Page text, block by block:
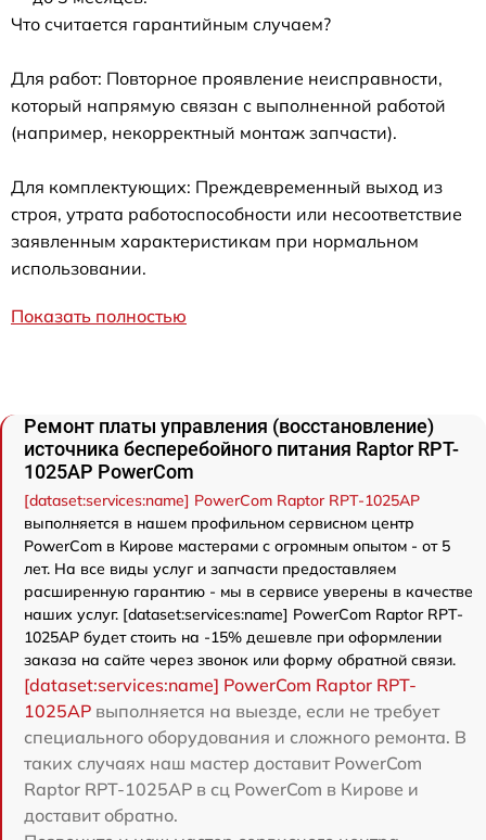
Что считается гарантийным случаем?
Для работ: Повторное проявление неисправности,
который напрямую связан с выполненной работой
(например, некорректный монтаж запчасти).
Для комплектующих: Преждевременный выход из
строя, утрата работоспособности или несоответствие
заявленным характеристикам при нормальном
использовании.
Показать полностью
Ремонт платы управления (восстановление)
источника бесперебойного питания Raptor RPT-
1025AP PowerCom
[dataset:services:name] PowerCom Raptor RPT-1025AP
выполняется в нашем профильном сервисном центр
PowerCom в Кирове мастерами с огромным опытом - от 5
лет. На все виды услуг и запчасти предоставляем
расширенную гарантию - мы в сервисе уверены в качестве
наших услуг. [dataset:services:name] PowerCom Raptor RPT-
1025AP будет стоить на -15% дешевле при оформлении
заказа на сайте через звонок или форму обратной связи.
[dataset:services:name] PowerCom Raptor RPT-
1025AP выполняется на выезде, если не требует
специального оборудования и сложного ремонта. В
таких случаях наш мастер доставит PowerCom
Raptor RPT-1025AP в сц PowerCom в Кирове и
доставит обратно.